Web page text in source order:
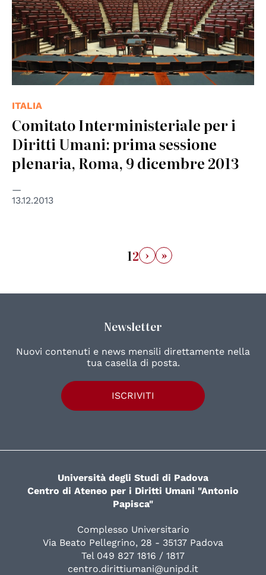
ITALIA
Comitato Interministeriale per i
Diritti Umani: prima sessione
plenaria, Roma, 9 dicembre 2013
13.12.2013
12 › »
Newsletter
Nuovi contenuti e news mensili direttamente nella
tua casella di posta.
ISCRIVITI
Università degli Studi di Padova
Centro di Ateneo per i Diritti Umani "Antonio
Papisca"
Complesso Universitario
Via Beato Pellegrino, 28 - 35137 Padova
Tel 049 827 1816 / 1817
centro.dirittiumani@unipd.it